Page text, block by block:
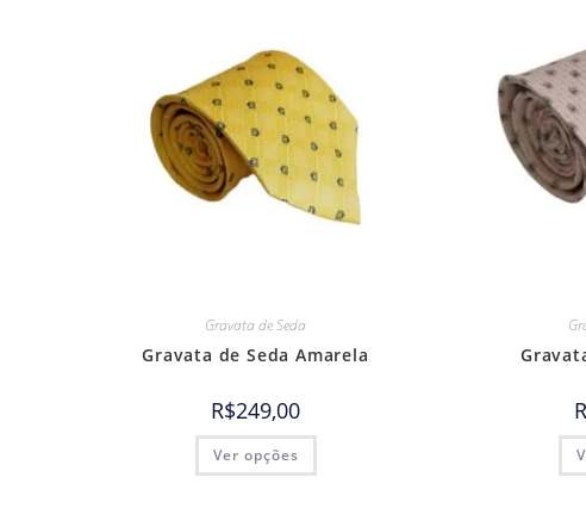
Gravata de Seda
Gravata de Seda Amarela
R$249,00
Ver opções